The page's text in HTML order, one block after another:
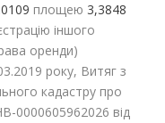
площею 3,3848
іншого
оренди)
року, Витяг з
кадастру про
0000605962026 від